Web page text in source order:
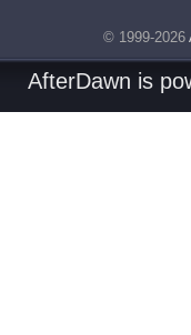
© 1999-2026
AfterDawn is